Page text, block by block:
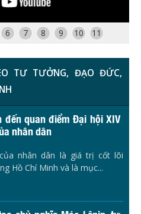
6 7 8 9 10 11
TƯ TƯỞNG, ĐẠO ĐỨC,
quan điểm Đại hội XIV
nhân dân
nhân dân là giá trị cốt lõi
Hồ Chí Minh và là mục...